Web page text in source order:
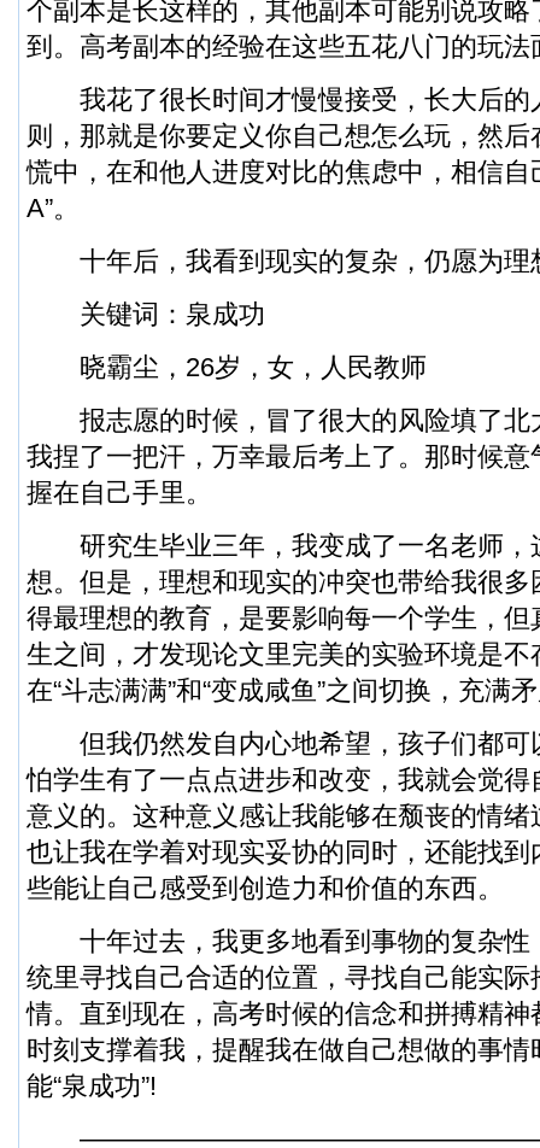
个副本是长这样的，其他副本可能别说攻
到。高考副本的经验在这些五花八门的玩
我花了很长时间才慢慢接受，长大后的
则，那就是你要定义你自己想怎么玩，然
慌中，在和他人进度对比的焦虑中，相信自
A”。
十年后，我看到现实的复杂，仍愿为理
关键词：泉成功
晓霸尘，26岁，女，人民教师
报志愿的时候，冒了很大的风险填了北
我捏了一把汗，万幸最后考上了。那时候
握在自己手里。
研究生毕业三年，我变成了一名老师，
想。但是，理想和现实的冲突也带给我很
得最理想的教育，是要影响每一个学生，
生之间，才发现论文里完美的实验环境是
在“斗志满满”和“变成咸鱼”之间切换，充满
但我仍然发自内心地希望，孩子们都可
怕学生有了一点点进步和改变，我就会觉
意义的。这种意义感让我能够在颓丧的情
也让我在学着对现实妥协的同时，还能找
些能让自己感受到创造力和价值的东西。
十年过去，我更多地看到事物的复杂性
统里寻找自己合适的位置，寻找自己能实
情。直到现在，高考时候的信念和拼搏精
时刻支撑着我，提醒我在做自己想做的事
能“泉成功”!